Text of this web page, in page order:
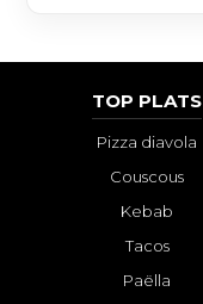
TOP PLATS
Pizza diavola
Couscous
Kebab
Tacos
Paëlla